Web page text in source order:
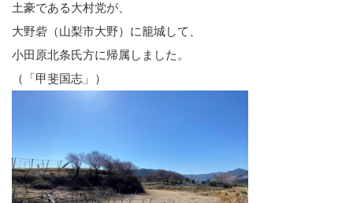
土豪である大村党が、
大野砦（山梨市大野）に籠城して、
小田原北条氏方に帰属しました。
（「甲斐国志」）